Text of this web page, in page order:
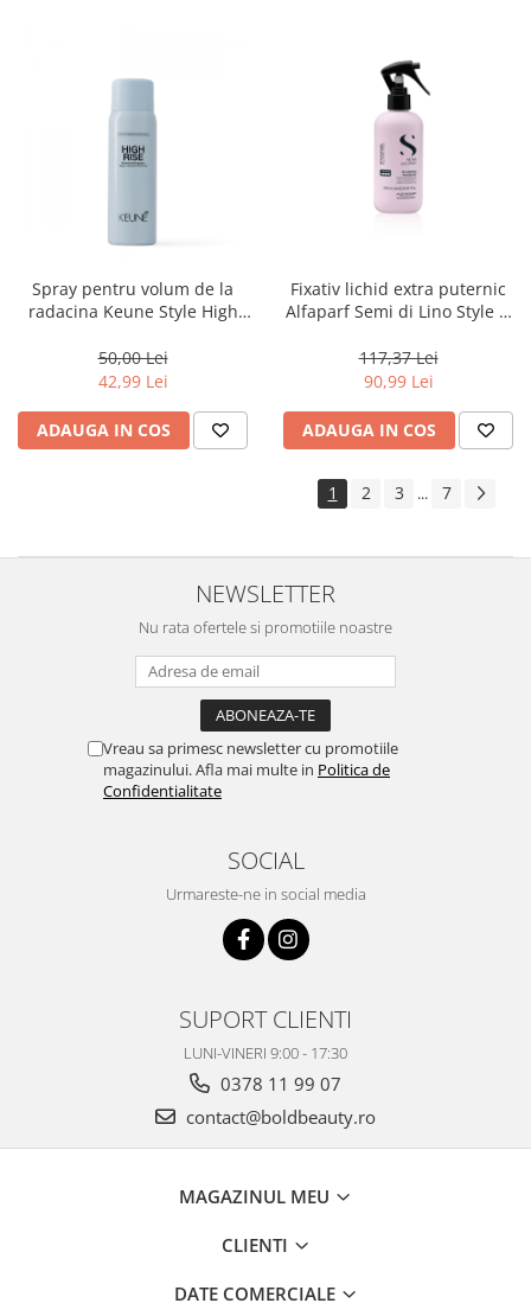
Spray pentru volum de la
radacina Keune Style High
50,00 Lei
42,99 Lei
ADAUGA IN COS
Fixativ lichid extra puternic
Alfaparf Semi di Lino Style &
ml
117,37 Lei
90,99 Lei
ADAUGA IN COS
1 2 3 ... 7
NEWSLETTER
Nu rata ofertele si promotiile noastre
Vreau sa primesc newsletter cu promotiile
magazinului. Afla mai multe in Politica de
Confidentialitate
SOCIAL
Urmareste-ne in social media
SUPORT CLIENTI
LUNI-VINERI 9:00 - 17:30
0378 11 99 07
contact@boldbeauty.ro
MAGAZINUL MEU
CLIENTI
DATE COMERCIALE